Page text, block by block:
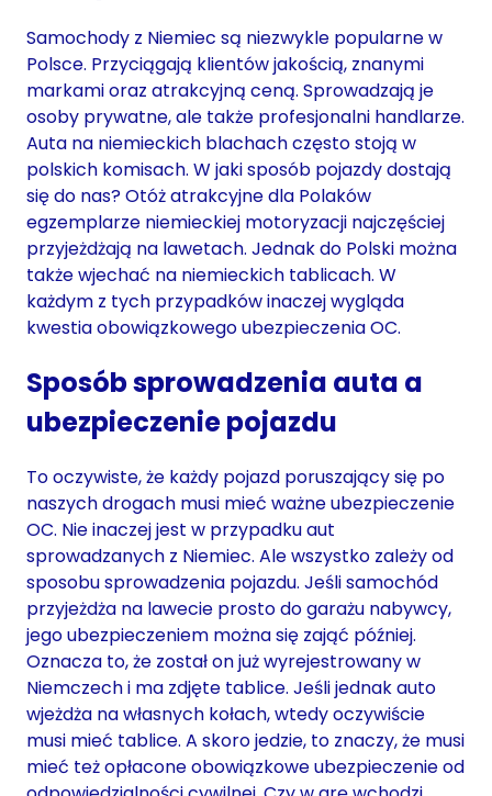
Samochody z Niemiec są niezwykle popularne w
Polsce. Przyciągają klientów jakością, znanymi
markami oraz atrakcyjną ceną. Sprowadzają je
osoby prywatne, ale także profesjonalni handlarze.
Auta na niemieckich blachach często stoją w
polskich komisach. W jaki sposób pojazdy dostają
się do nas? Otóż atrakcyjne dla Polaków
egzemplarze niemieckiej motoryzacji najczęściej
przyjeżdżają na lawetach. Jednak do Polski można
także wjechać na niemieckich tablicach. W
każdym z tych przypadków inaczej wygląda
kwestia obowiązkowego ubezpieczenia OC.
Sposób sprowadzenia auta a
ubezpieczenie pojazdu
To oczywiste, że każdy pojazd poruszający się po
naszych drogach musi mieć ważne ubezpieczenie
OC. Nie inaczej jest w przypadku aut
sprowadzanych z Niemiec. Ale wszystko zależy od
sposobu sprowadzenia pojazdu. Jeśli samochód
przyjeżdża na lawecie prosto do garażu nabywcy,
jego ubezpieczeniem można się zająć później.
Oznacza to, że został on już wyrejestrowany w
Niemczech i ma zdjęte tablice. Jeśli jednak auto
wjeżdża na własnych kołach, wtedy oczywiście
musi mieć tablice. A skoro jedzie, to znaczy, że musi
mieć też opłacone obowiązkowe ubezpieczenie od